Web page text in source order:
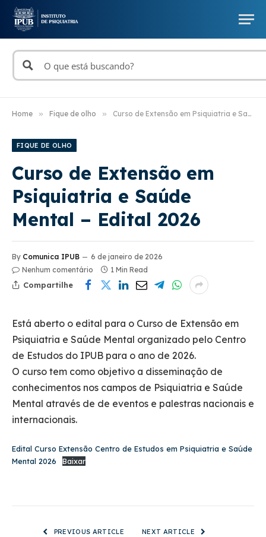
Home » Fique de olho » Curso de Extensão em Psiquiatria e Saúde Mental – Edital 2026
FIQUE DE OLHO
Curso de Extensão em
Psiquiatria e Saúde
Mental – Edital 2026
By Comunica IPUB
6 de janeiro de 2026
Nenhum comentário
1 Min Read
Compartilhe
Está aberto o edital para o Curso de Extensão em
Psiquiatria e Saúde Mental organizado pelo Centro
de Estudos do IPUB para o ano de 2026.
O curso tem como objetivo a disseminação de
conhecimentos nos campos de Psiquiatria e Saúde
Mental através de de eventos e palestras nacionais e
internacionais.
Edital Curso Extensão Centro de Estudos em Psiquiatria e Saúde
Mental 2026
Baixar
PREVIOUS ARTICLE NEXT ARTICLE